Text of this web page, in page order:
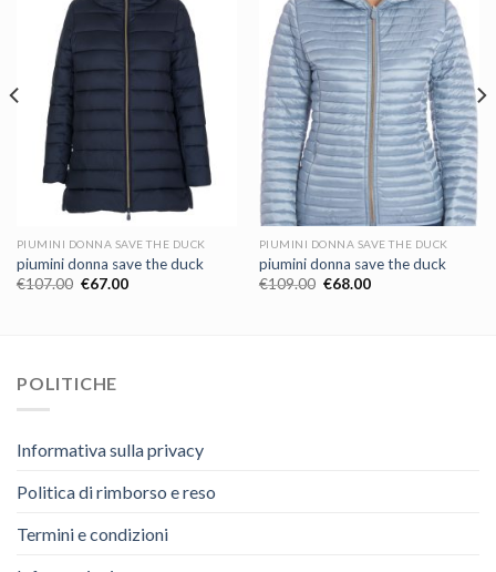
PIUMINI DONNA SAVE THE DUCK
piumini donna save the duck
€107.00 €67.00
PIUMINI DONNA SAVE THE DUCK
piumini donna save the duck
€109.00 €68.00
POLITICHE
Informativa sulla privacy
Politica di rimborso e reso
Termini e condizioni